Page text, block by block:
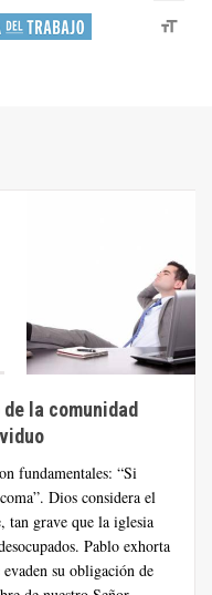
la comunidad
fundamentales: “Si
Dios considera el
tan grave que la iglesia
Pablo exhorta
su obligación de